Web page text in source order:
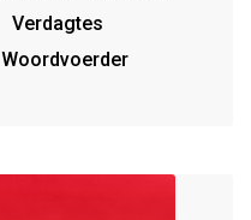
Verdagtes
Woordvoerder